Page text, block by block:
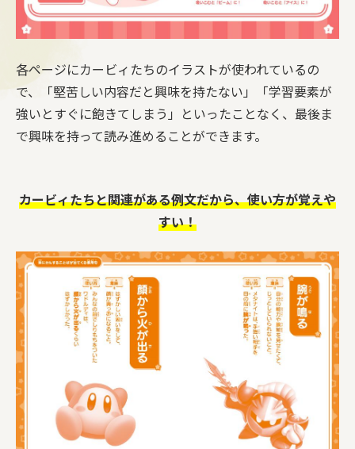
各ページにカービィたちのイラストが使われているの
で、「堅苦しい内容だと興味を持たない」「学習要素が
強いとすぐに飽きてしまう」といったことなく、最後ま
で興味を持って読み進めることができます。
カービィたちと関連がある例文だから、使い方が覚えや
すい！